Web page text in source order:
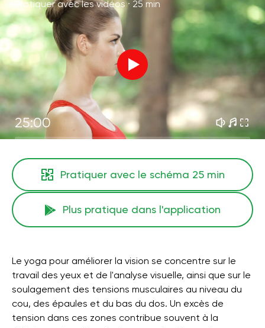
Pratiquer avec les vidéos · 25 min
25:00
Pratiquer avec le schéma 25 min
Plus pratique dans l'application
Le yoga pour améliorer la vision se concentre sur le
travail des yeux et de l'analyse visuelle, ainsi que sur le
soulagement des tensions musculaires au niveau du
cou, des épaules et du bas du dos. Un excès de
tension dans ces zones contribue souvent à la